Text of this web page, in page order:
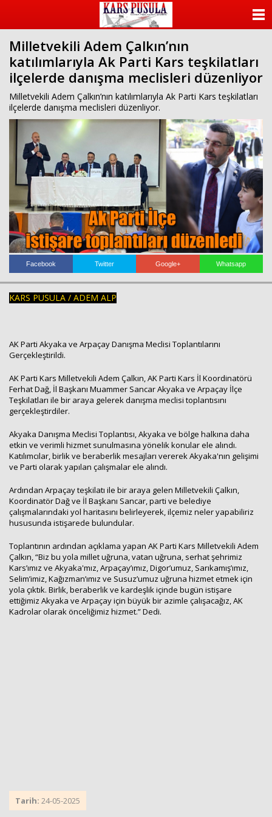
Milletvekili Adem Çalkın’nın
katılımlarıyla Ak Parti Kars teşkilatları
ilçelerde danışma meclisleri düzenliyor
Milletvekili Adem Çalkın’nın katılımlarıyla Ak Parti Kars teşkilatları
ilçelerde danışma meclisleri düzenliyor.
Facebook Twitter Google+ Whatsapp
KARS PUSULA / ADEM ALP
AK Parti Akyaka ve Arpaçay Danışma Meclisi Toplantılarını
Gerçekleştirildi.
AK Parti Kars Milletvekili Adem Çalkın, AK Parti Kars İl Koordinatörü
Ferhat Dağ, İl Başkanı Muammer Sancar Akyaka ve Arpaçay İlçe
Teşkilatları ile bir araya gelerek danışma meclisi toplantısını
gerçekleştirdiler.
Akyaka Danışma Meclisi Toplantısı, Akyaka ve bölge halkına daha
etkin ve verimli hizmet sunulmasına yönelik konular ele alındı.
Katılımcılar, birlik ve beraberlik mesajları vererek Akyaka'nın gelişimi
ve Parti olarak yapılan çalışmalar ele alındı.
Ardından Arpaçay teşkilatı ile bir araya gelen Milletvekili Çalkın,
Koordinatör Dağ ve İl Başkanı Sancar, parti ve belediye
çalışmalarındaki yol haritasını belirleyerek, ilçemiz neler yapabiliriz
hususunda istişarede bulundular.
Toplantının ardından açıklama yapan AK Parti Kars Milletvekili Adem
Çalkın, “Biz bu yola millet uğruna, vatan uğruna, serhat şehrimiz
Kars’ımız ve Akyaka'mız, Arpaçay’ımız, Digor’umuz, Sarıkamış’ımız,
Selim’imiz, Kağızman’ımız ve Susuz’umuz uğruna hizmet etmek için
yola çıktık. Birlik, beraberlik ve kardeşlik içinde bugün istişare
ettiğimiz Akyaka ve Arpaçay için büyük bir azimle çalışacağız, AK
Kadrolar olarak önceliğimiz hizmet.” Dedi.
Tarih: 24-05-2025
KATEGORİLER
YAZARLAR
FOTO GALERİ
VİDEO GALERİ
KÜNYE
İLETİŞİM
Haberin Doğru Adresi.